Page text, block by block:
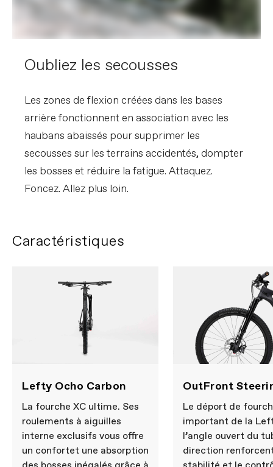
Oubliez les secousses
Les zones de flexion créées dans les bases
arrière fonctionnent en association avec les
haubans abaissés pour supprimer les
secousses sur les terrains accidentés, dompter
les bosses et réduire la fatigue. Attaquez.
Foncez. Allez plus loin.
Caractéristiques
Lefty Ocho Carbon
La fourche XC ultime. Ses
roulements à aiguilles
interne exclusifs vous offre
un confortet une absorption
OutFront
Le déport de
important de la
l’angle ouvert du
direction